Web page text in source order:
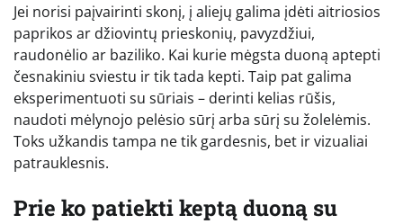
Jei norisi paįvairinti skonį, į aliejų galima įdėti aitriosios
paprikos ar džiovintų prieskonių, pavyzdžiui,
raudonėlio ar baziliko. Kai kurie mėgsta duoną aptepti
česnakiniu sviestu ir tik tada kepti. Taip pat galima
eksperimentuoti su sūriais – derinti kelias rūšis,
naudoti mėlynojo pelėsio sūrį arba sūrį su žolelėmis.
Toks užkandis tampa ne tik gardesnis, bet ir vizualiai
patrauklesnis.
Prie ko patiekti keptą duoną su